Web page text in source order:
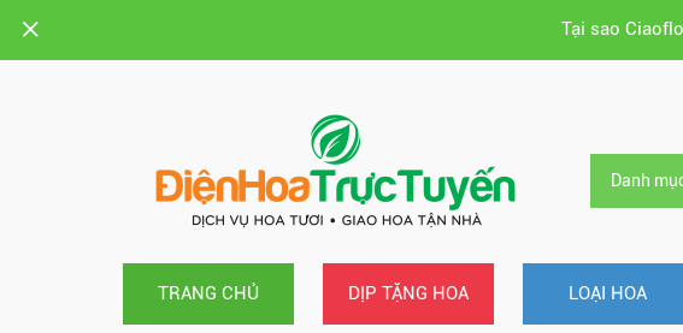
Tại sao
Danh
TRANG CHỦ DỊP TẶNG HOA LOẠI HOA